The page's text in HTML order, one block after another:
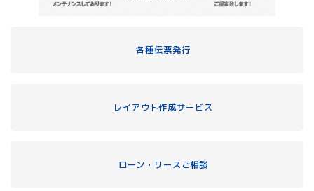
各種伝票発行
レイアウト作成サービス
ローン・リースご相談